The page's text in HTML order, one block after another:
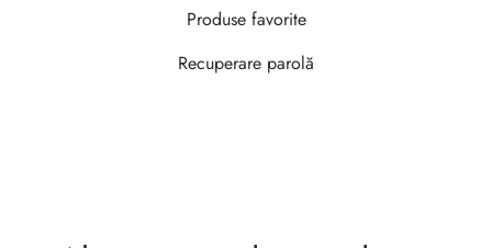
Produse favorite
Recuperare parolă